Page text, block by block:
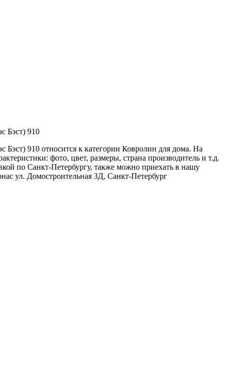
Бэст) 910
Бэст) 910 относится к категории Ковролин для дома. На
фото, цвет, размеры, страна производитель и т.д.
по Санкт-Петербургу, также можно приехать в нашу
ул. Домостроительная 3Д, Санкт-Петербург